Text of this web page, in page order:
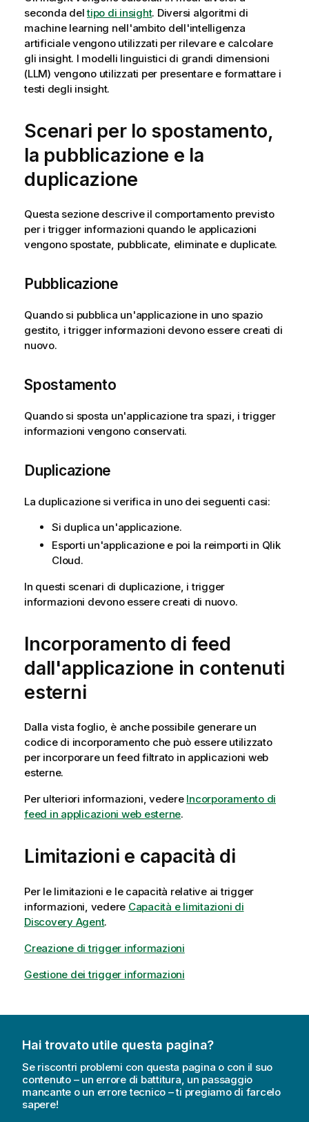
seconda deltipo di insight. Diversi algoritmi di
machine learning nell'ambito dell'intelligenza
artificiale vengono utilizzati per rilevare e calcolare
gli insight. I modelli linguistici di grandi dimensioni
(LLM) vengono utilizzati per presentare e formattare i
testi degli insight.
Scenari per lo spostamento,
la pubblicazione e la
duplicazione
Questa sezione descrive il comportamento previsto
per i trigger informazioni quando le applicazioni
vengono spostate, pubblicate, eliminate e duplicate.
Pubblicazione
Quando si pubblica un'applicazione in uno spazio
gestito, i trigger informazioni devono essere creati di
nuovo.
Spostamento
Quando si sposta un'applicazione tra spazi, i trigger
informazioni vengono conservati.
Duplicazione
La duplicazione si verifica in uno dei seguenti casi:
Si duplica un'applicazione.
Esporti un'applicazione e poi la reimporti in Qlik
Cloud.
In questi scenari di duplicazione, i trigger
informazioni devono essere creati di nuovo.
Incorporamento di feed
dall'applicazione in contenuti
esterni
Dalla vista foglio, è anche possibile generare un
codice di incorporamento che può essere utilizzato
per incorporare un feed filtrato in applicazioni web
esterne.
Per ulteriori informazioni, vedere Incorporamento di
feed in applicazioni web esterne.
Limitazioni e capacità di
Per le limitazioni e le capacità relative ai trigger
informazioni, vedere Capacità e limitazioni di
Discovery Agent.
Creazione di trigger informazioni
Gestione dei trigger informazioni
Hai trovato utile questa pagina?
Se riscontri problemi con questa pagina o con il suo
contenuto – un errore di battitura, un passaggio
mancante o un errore tecnico – ti pregiamo di farcelo
sapere!